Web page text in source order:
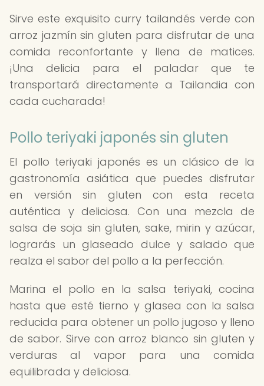
Sirve este exquisito curry tailandés verde con
arroz jazmín sin gluten para disfrutar de una
comida reconfortante y llena de matices.
¡Una delicia para el paladar que te
transportará directamente a Tailandia con
cada cucharada!
Pollo teriyaki japonés sin gluten
El pollo teriyaki japonés es un clásico de la
gastronomía asiática que puedes disfrutar
en versión sin gluten con esta receta
auténtica y deliciosa. Con una mezcla de
salsa de soja sin gluten, sake, mirin y azúcar,
lograrás un glaseado dulce y salado que
realza el sabor del pollo a la perfección.
Marina el pollo en la salsa teriyaki, cocina
hasta que esté tierno y glasea con la salsa
reducida para obtener un pollo jugoso y lleno
de sabor. Sirve con arroz blanco sin gluten y
verduras al vapor para una comida
equilibrada y deliciosa.